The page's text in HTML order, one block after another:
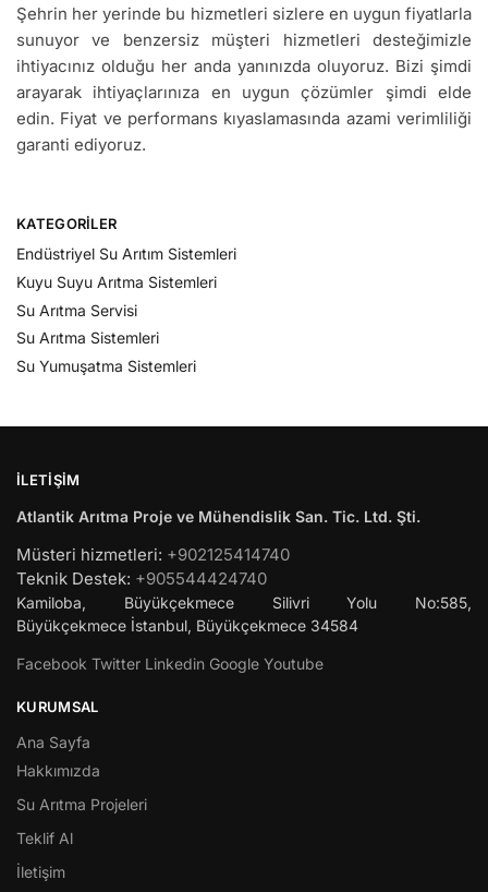
Şehrin her yerinde bu hizmetleri sizlere en uygun fiyatlarla
sunuyor ve benzersiz müşteri hizmetleri desteğimizle
ihtiyacınız olduğu her anda yanınızda oluyoruz. Bizi şimdi
arayarak ihtiyaçlarınıza en uygun çözümler şimdi elde
edin. Fiyat ve performans kıyaslamasında azami verimliliği
garanti ediyoruz.
KATEGORILER
Endüstriyel Su Arıtım Sistemleri
Kuyu Suyu Arıtma Sistemleri
Su Arıtma Servisi
Su Arıtma Sistemleri
Su Yumuşatma Sistemleri
İLETIŞIM
Atlantik Arıtma Proje ve Mühendislik San. Tic. Ltd. Şti.
Müsteri hizmetleri: +902125414740
Teknik Destek: +905544424740
Kamiloba, Büyükçekmece Silivri Yolu No:585,
Büyükçekmece İstanbul, Büyükçekmece 34584
Facebook Twitter Linkedin Google Youtube
KURUMSAL
Ana Sayfa
Hakkımızda
Su Arıtma Projeleri
Teklif Al
İletişim